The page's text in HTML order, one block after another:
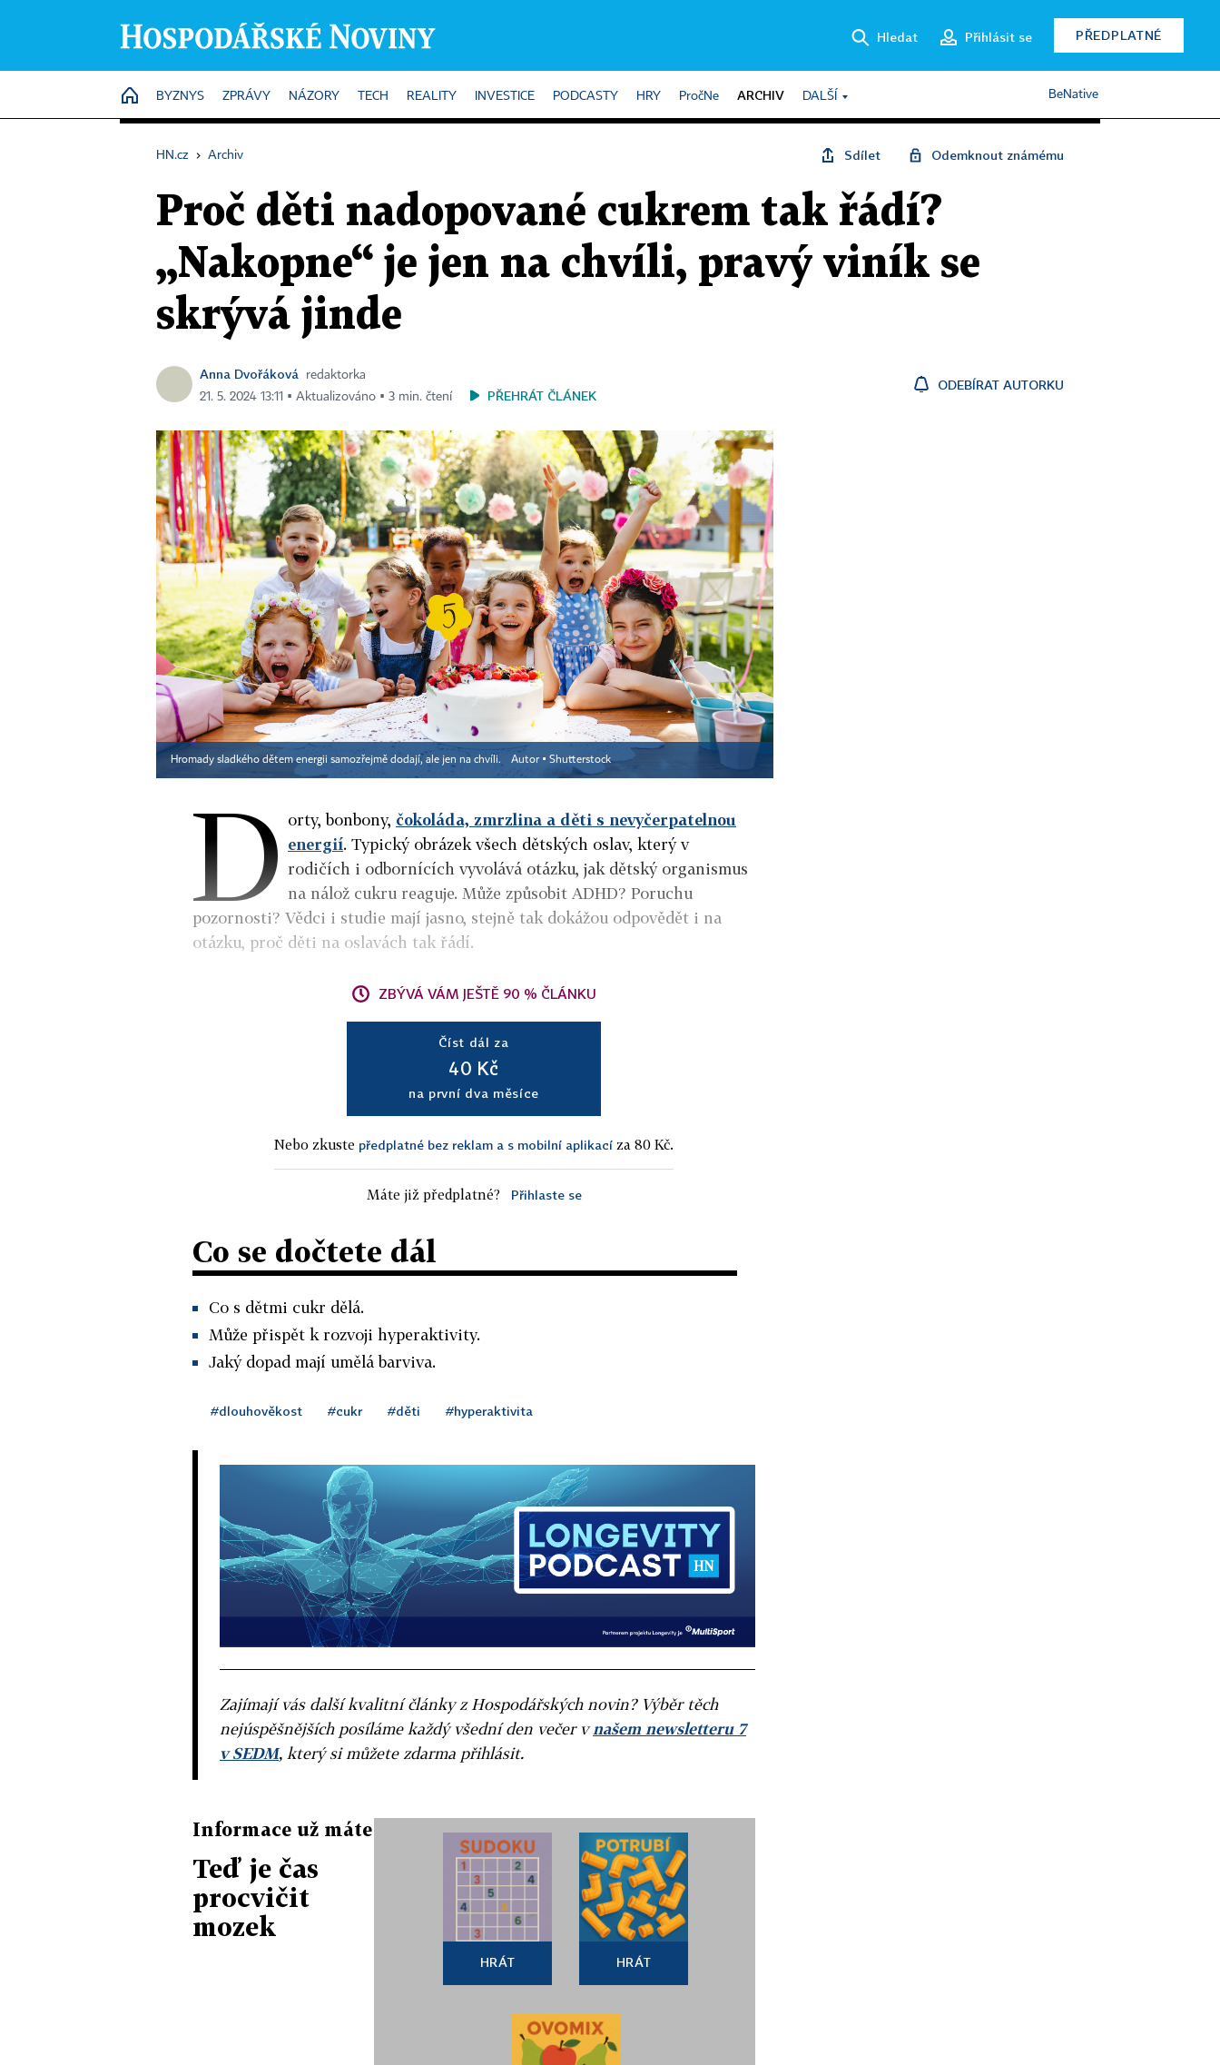
Hledat Přihlásit se PŘEDPLATNÉ
HOME
BYZNYS ZPRÁVY NÁZORY TECH REALITY INVESTICE PODCASTY HRY PročNe ARCHIV DALŠÍ BeNative
HN.cz › Archiv Sdílet Odemknout známému
Proč děti nadopované cukrem tak řádí?
„Nakopne“ je jen na chvíli, pravý viník se
skrývá jinde
Anna Dvořáková
redaktorka
21. 5. 2024 13:11 ▪ Aktualizováno ▪ 3 min. čtení
PŘEHRÁT ČLÁNEK
ODEBÍRAT AUTORKU
Hromady sladkého dětem energii samozřejmě dodají, ale jen na chvíli. Autor ▪ Shutterstock
D orty, bonbony, čokoláda, zmrzlina a děti s nevyčerpatelnou
energií. Typický obrázek všech dětských oslav, který v
rodičích i odbornících vyvolává otázku, jak dětský organismus
na nálož cukru reaguje. Může způsobit ADHD? Poruchu
pozornosti? Vědci i studie mají jasno, stejně tak dokážou odpovědět i na
otázku, proč děti na oslavách tak řádí.
ZBÝVÁ VÁM JEŠTĚ 90 % ČLÁNKU
Číst dál za
40 Kč
na první dva měsíce
Nebo zkuste předplatné bez reklam a s mobilní aplikací za 80 Kč.
Máte již předplatné? Přihlaste se
Co se dočtete dál
Co s dětmi cukr dělá.
Může přispět k rozvoji hyperaktivity.
Jaký dopad mají umělá barviva.
#dlouhověkost #cukr #děti #hyperaktivita
Zajímají vás další kvalitní články z Hospodářských novin? Výběr těch
nejúspěšnějších posíláme každý všední den večer vnašem newsletteru 7
v SEDM, který si můžete zdarma přihlásit.
Informace už máte
Teď je čas
procvičit
mozek
HRÁT HRÁT